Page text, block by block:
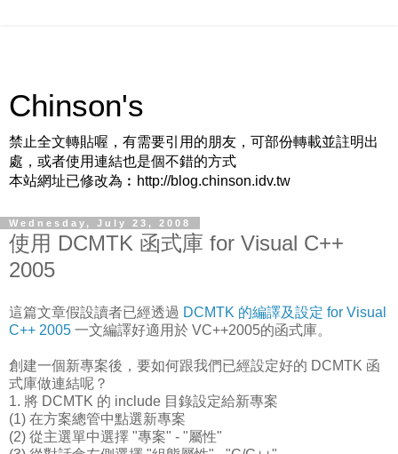
Chinson's
禁止全文轉貼喔，有需要引用的朋友，可部份轉載並註明出
處，或者使用連結也是個不錯的方式
本站網址已修改為︰http://blog.chinson.idv.tw
Wednesday, July 23, 2008
使用 DCMTK 函式庫 for Visual C++
2005
這篇文章假設讀者已經透過 DCMTK 的編譯及設定 for Visual
C++ 2005 一文編譯好適用於 VC++2005的函式庫。
創建一個新專案後，要如何跟我們已經設定好的 DCMTK 函
式庫做連結呢？
1. 將 DCMTK 的 include 目錄設定給新專案
(1) 在方案總管中點選新專案
(2) 從主選單中選擇 "專案" - "屬性"